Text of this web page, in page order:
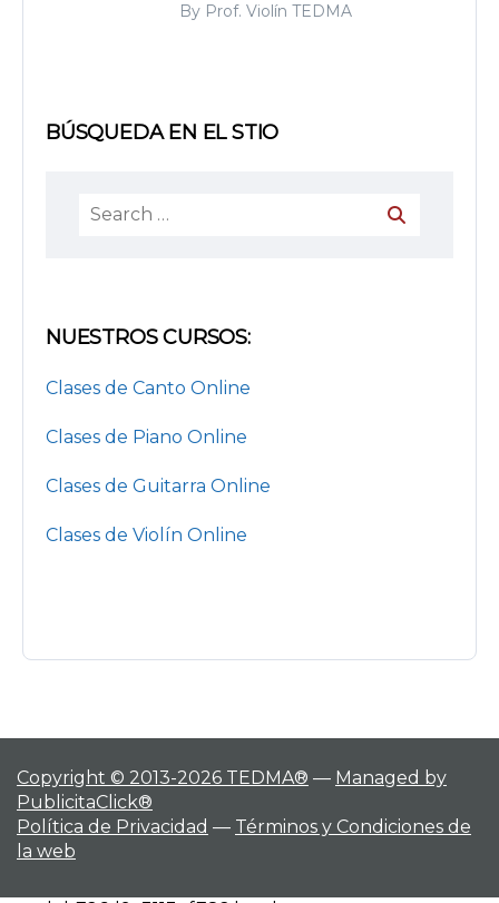
By Prof. Violín TEDMA
BÚSQUEDA EN EL STIO
NUESTROS CURSOS:
Clases de Canto Online
Clases de Piano Online
Clases de Guitarra Online
Clases de Violín Online
Copyright © 2013-2026 TEDMA® — Managed by
PublicitaClick®
Política de Privacidad — Términos y Condiciones de
la web